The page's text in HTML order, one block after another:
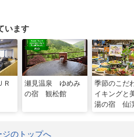
います
Ｒ
瀬見温泉 ゆめみ
の宿 観松館
季節のこだ
イキングと
湯の宿 仙
ジのトップへ